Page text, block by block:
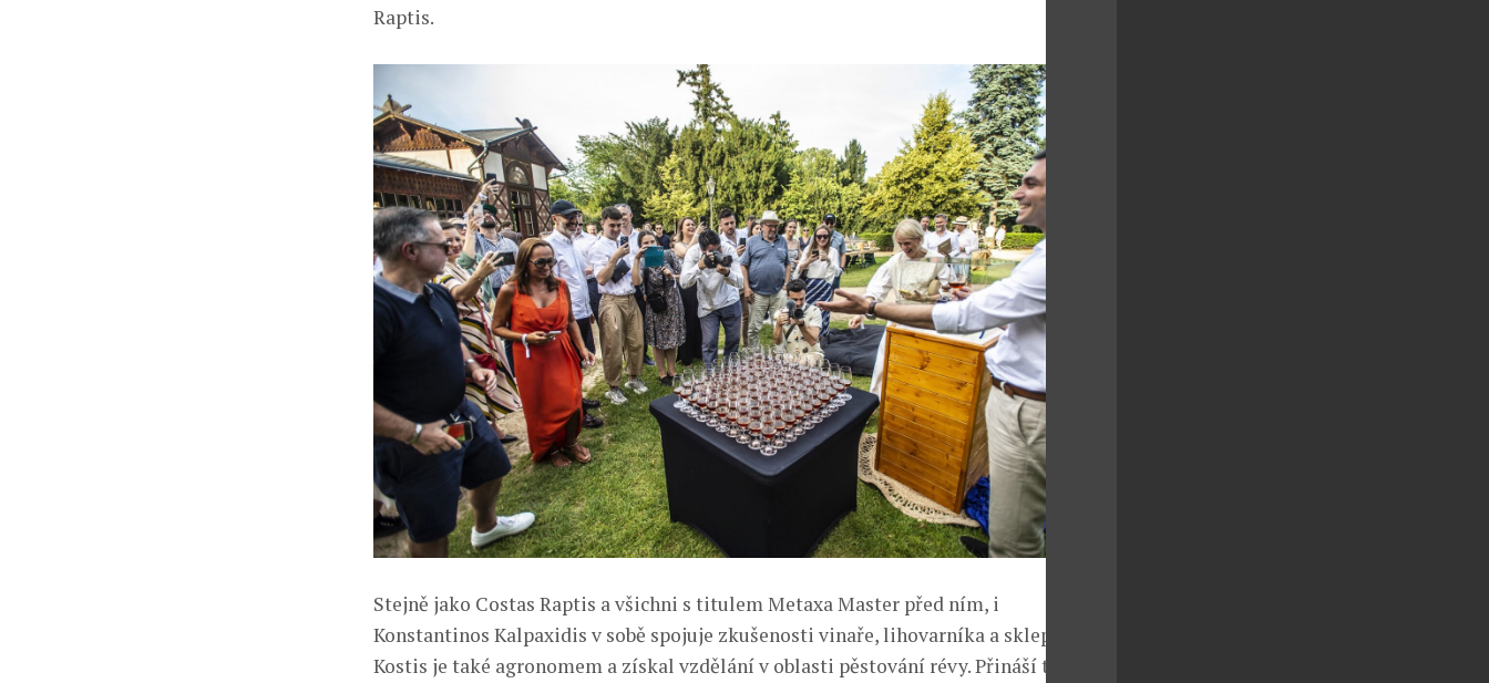
Raptis.
Stejně jako Costas Raptis a všichni s titulem Metaxa Master před ním, i
Konstantinos Kalpaxidis v sobě spojuje zkušenosti vinaře, lihovarníka a sklepmistra.
Kostis je také agronomem a získal vzdělání v oblasti pěstování révy. Přináší tak